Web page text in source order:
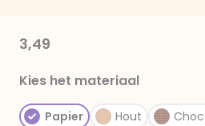
3,49
Kies het materiaal
Papier Hout